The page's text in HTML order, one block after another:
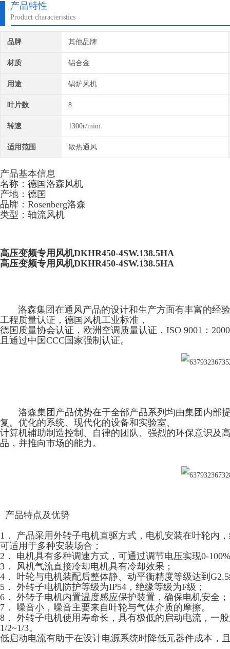
产品特性
Product characteristics
品牌 其他品牌
材质 铝合金
用途 锅炉风机
叶片数 8
转速 1300r/mim
适用范围 散热通风
产品基本信息
名称：德国洛森风机
产地：德国
品牌：Rosenberg洛森
类型：轴流风机
高压变频专用风机DKHR450-4SW.138.5HA
高压变频专用风机DKHR450-4SW.138.5HA
洛森集团在通风产品的设计和生产方面有丰富的经
工程质量认证，德国风机工业标准，
德国质量协会认证，欧洲空调质量认证，ISO 9001：
且通过中国CCC国家强制认证。
洛森集团产品优势在于全部产品系列均由集团内部
复。优化的系统、现代化的设备和实验室、
计算机辅助制造控制、自律的团队、强烈的环保意识及
品，并推向市场的能力。
产品特点及优势
1． 产品采用外转子电机直驱方式，电机安装在叶轮内
可适用于多种安装场合；
2． 电机具有多种调速方式，可通过调节电压实现0-
3． 风机气流直接冷却电机具有冷却效果；
4． 叶轮与电机装配后整体静、动平衡精度等级达到
5． 外转子电机防护等级为IP54，绝缘等级为F级；
6． 外转子电机内置温度感应保护装置，确保电机安全；
7． 噪音小，噪音主要来自叶轮与气体介质的摩擦。
8． 外转子电机使用寿命长，具有极低的启动电流，一
1/2~1/3。
低启动电流有助于在设计电源系统时降低元器件成本，